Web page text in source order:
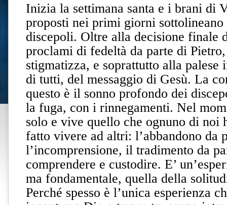
Inizia la settimana santa e i brani di
proposti nei primi giorni
discepoli. Oltre alla decisione finale
proclami di fedeltà da parte di Pietro,
stigmatizza, e soprattutto alla palese
di tutti, del messaggio di Gesù. La
questo è il sonno profondo dei
la fuga, con i rinnegamenti. Nel
solo e vive quello che ognuno di noi
fatto vivere ad altri: l’abbandono da
l’incomprensione, il tradimento da
comprendere e custodire. E’
ma fondamentale, quella della
Perché spesso è l’unica esperienza